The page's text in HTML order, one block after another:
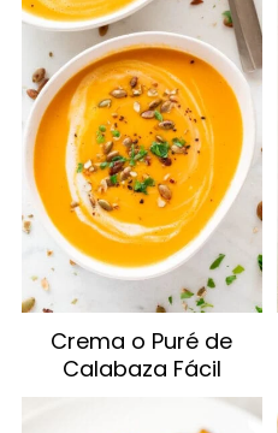
Crema o Puré de
Calabaza Fácil